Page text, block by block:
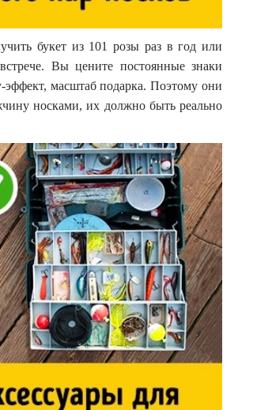
букет из 101 розы раз в год или
Вы цените постоянные знаки
масштаб подарка. Поэтому они
носками, их должно быть реально